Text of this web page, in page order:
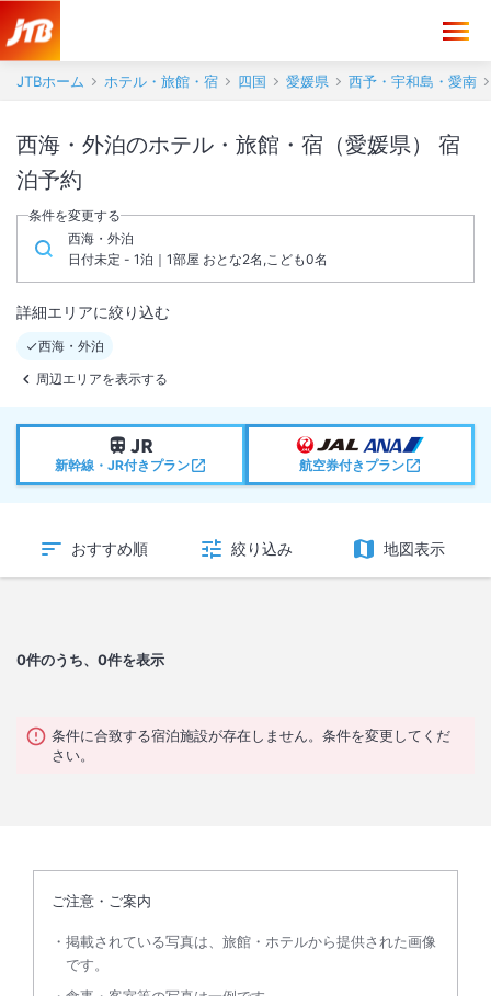
JTBホーム ホテル・旅館・宿 四国 愛媛県 西予・宇和島・愛南
西海・外泊のホテル・旅館・宿（愛媛県） 宿
泊予約
条件を変更する
西海・外泊
日付未定 - 1泊｜1部屋 おとな2名,こども0名
詳細エリアに絞り込む
西海・外泊
周辺エリアを表示する
新幹線・JR付きプラン 航空券付きプラン
おすすめ順 絞り込み 地図表示
0件のうち、0件を表示
条件に合致する宿泊施設が存在しません。条件を変更してくだ
さい。
ご注意・ご案内
掲載されている写真は、旅館・ホテルから提供された画像
です。